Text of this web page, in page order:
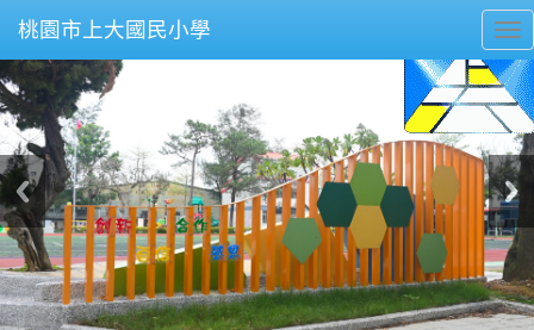
桃園市上大國民小學